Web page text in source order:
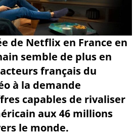
de Netflix en France en
semble de plus en
français du
à la demande
capables de rivaliser
aux 46 millions
le monde.